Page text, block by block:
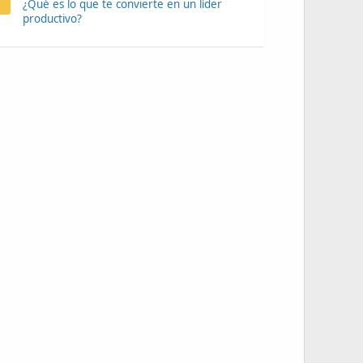
¿Qué es lo que te convierte en un líder
productivo?